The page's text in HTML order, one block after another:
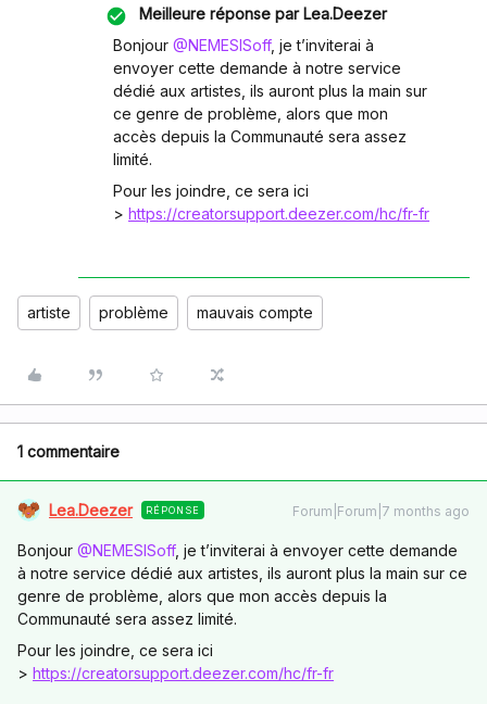
Meilleure réponse parLea.Deezer
Bonjour ​ @NEMESISoff, je t’inviterai à
envoyer cette demande à notre service
dédié aux artistes, ils auront plus la main sur
ce genre de problème, alors que mon
accès depuis la Communauté sera assez
limité.
Pour les joindre, ce sera ici
> https://creatorsupport.deezer.com/hc/fr-fr
artiste problème mauvais compte
1 commentaire
Lea.Deezer RÉPONSE Forum|Forum|7 months ago
Bonjour ​ @NEMESISoff, je t’inviterai à envoyer cette demande
à notre service dédié aux artistes, ils auront plus la main sur ce
genre de problème, alors que mon accès depuis la
Communauté sera assez limité.
Pour les joindre, ce sera ici
> https://creatorsupport.deezer.com/hc/fr-fr